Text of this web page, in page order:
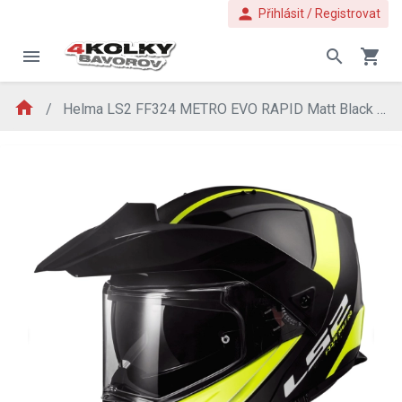
person Přihlásit / Registrovat
menu search shopping_cart
home Helma LS2 FF324 METRO EVO RAPID Matt Black Gloss Yellow, FOG FIGHTER (PINLOCK)